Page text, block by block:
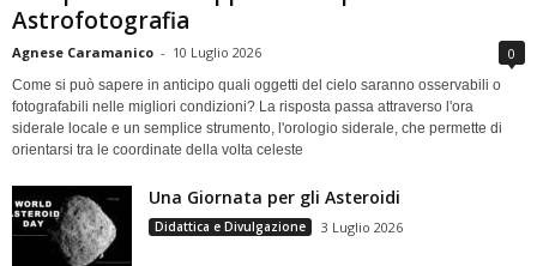
Astrofotografia
Agnese Caramanico - 10 Luglio 2026 0
Come si può sapere in anticipo quali oggetti del cielo saranno osservabili o
fotografabili nelle migliori condizioni? La risposta passa attraverso l'ora
siderale locale e un semplice strumento, l'orologio siderale, che permette di
orientarsi tra le coordinate della volta celeste
Una Giornata per gli Asteroidi
Didattica e Divulgazione 3 Luglio 2026